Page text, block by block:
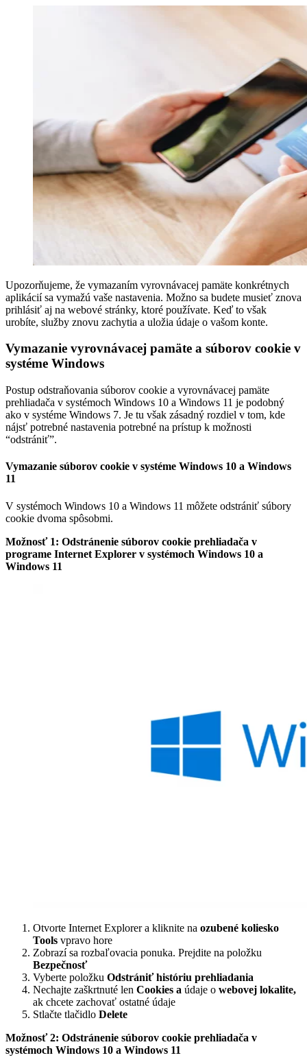
Upozorňujeme, že vymazaním vyrovnávacej pamäte konkrétnych
aplikácií sa vymažú vaše nastavenia. Možno sa budete musieť znova
prihlásiť aj na webové stránky, ktoré používate. Keď to však
urobíte, služby znovu zachytia a uložia údaje o vašom konte.
Vymazanie vyrovnávacej pamäte a súborov cookie v
systéme Windows
Postup odstraňovania súborov cookie a vyrovnávacej pamäte
prehliadača v systémoch Windows 10 a Windows 11 je podobný
ako v systéme Windows 7. Je tu však zásadný rozdiel v tom, kde
nájsť potrebné nastavenia potrebné na prístup k možnosti
“odstrániť”.
Vymazanie súborov cookie v systéme Windows 10 a Windows
11
V systémoch Windows 10 a Windows 11 môžete odstrániť súbory
cookie dvoma spôsobmi.
Možnosť 1: Odstránenie súborov cookie prehliadača v
programe Internet Explorer v systémoch Windows 10 a
Windows 11
Otvorte Internet Explorer a kliknite na ozubené koliesko
Tools vpravo hore
Zobrazí sa rozbaľovacia ponuka. Prejdite na položku
Bezpečnosť
Vyberte položku Odstrániť históriu prehliadania
Nechajte zaškrtnuté len Cookies a údaje o webovej lokalite,
ak chcete zachovať ostatné údaje
Stlačte tlačidlo Delete
Možnosť 2: Odstránenie súborov cookie prehliadača v
systémoch Windows 10 a Windows 11